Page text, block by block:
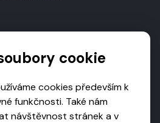
cookie
cookies především k
funkčnosti. Také nám
návštěvnost stránek a v